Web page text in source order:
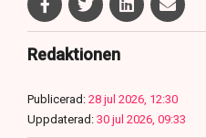
Redaktionen
Publicerad: 28 jul 2026, 12:30
Uppdaterad: 30 jul 2026, 09:33